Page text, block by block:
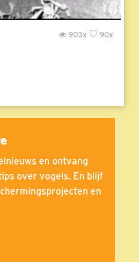
90x
903x
en ontvang
over vogels. En blijf
en